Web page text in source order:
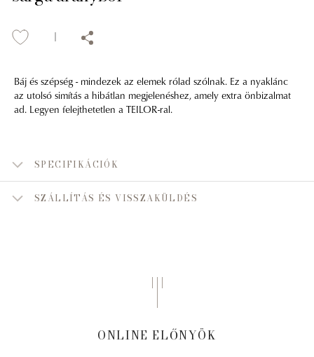
Báj és szépség - mindezek az elemek rólad szólnak. Ez a nyaklánc
az utolsó simítás a hibátlan megjelenéshez, amely extra önbizalmat
ad. Legyen felejthetetlen a TEILOR-ral.
SPECIFIKÁCIÓK
SZÁLLÍTÁS ÉS VISSZAKÜLDÉS
ONLINE ELŐNYÖK